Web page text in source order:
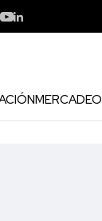
MERCADEO